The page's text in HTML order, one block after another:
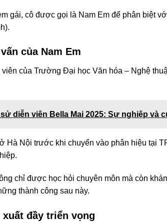
gái, cô được gọi là Nam Em để phân biệt
của Nam Em
của Trường Đại học Văn hóa – Nghệ
diễn viên Bella Mai 2025: Sự nghiệp và
Hà Nội trước khi chuyển vào phân hiệu tại
chỉ được học hỏi chuyên môn mà còn
thành công sau này.
đầy triển vọng